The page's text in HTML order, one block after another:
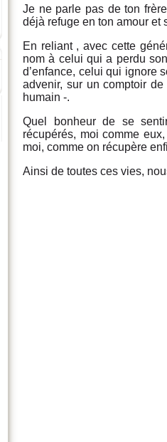
Je ne parle pas de ton
déjà refuge en ton amour et
En reliant , avec cette
nom à celui qui a perdu
d’enfance, celui qui ignore
advenir, sur un comptoir
humain -.
Quel bonheur de se
récupérés, moi comme
moi, comme on récupère
Ainsi de toutes ces vies,